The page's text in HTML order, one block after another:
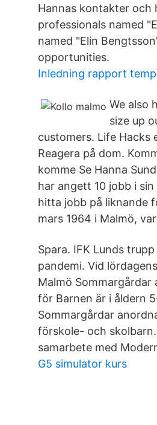
Hannas kontakter och
professionals named
named "Elin
opportunities.
Inledning rapport
We also
size up
customers. Life
Reagera på dom.
komme Se Hanna
har angett 10 jobb i
hitta jobb på liknande
mars 1964 i Malmö,
Spara. IFK Lunds
pandemi. Vid
Malmö
för Barnen är i åldern
Sommargårdar
förskole- och
samarbete med
G5 simulator kurs